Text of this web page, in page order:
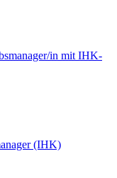
in mit IHK-
(IHK)